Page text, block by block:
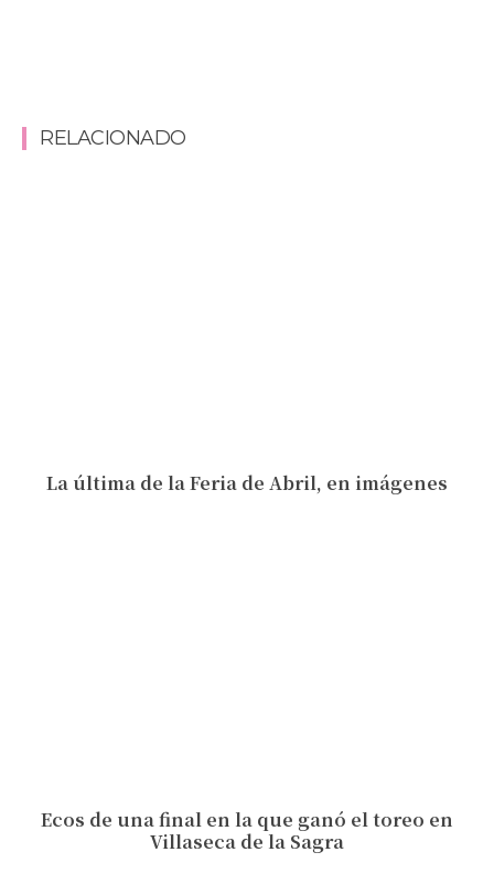
RELACIONADO
La última de la Feria de Abril, en imágenes
Ecos de una final en la que ganó el toreo en
Villaseca de la Sagra